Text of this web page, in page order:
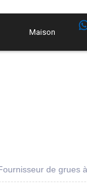
Maison
de grues